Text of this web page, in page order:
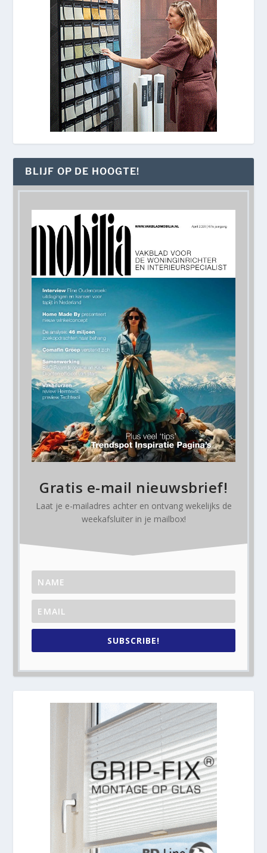
BLIJF OP DE HOOGTE!
Gratis e-mail nieuwsbrief!
Laat je e-mailadres achter en ontvang wekelijks de
weekafsluiter in je mailbox!
SUBSCRIBE!